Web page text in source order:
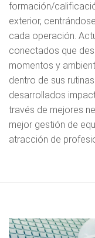
formación/
exterior,
cada operación.
conectados que
momentos y
dentro de sus
desarrollados
través de mejores
mejor gestión de
atracción de